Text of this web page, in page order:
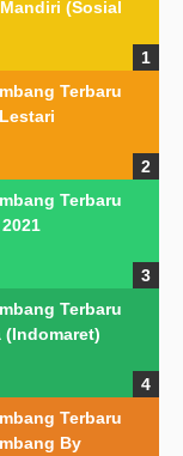
(Sosial
Terbaru
Terbaru
Terbaru
(Indomaret)
Terbaru
By